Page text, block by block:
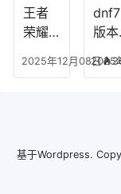
个好
王者
荣耀S
最强
2025年12月08日
版本
药装
药流
2025
基于Wordpress.